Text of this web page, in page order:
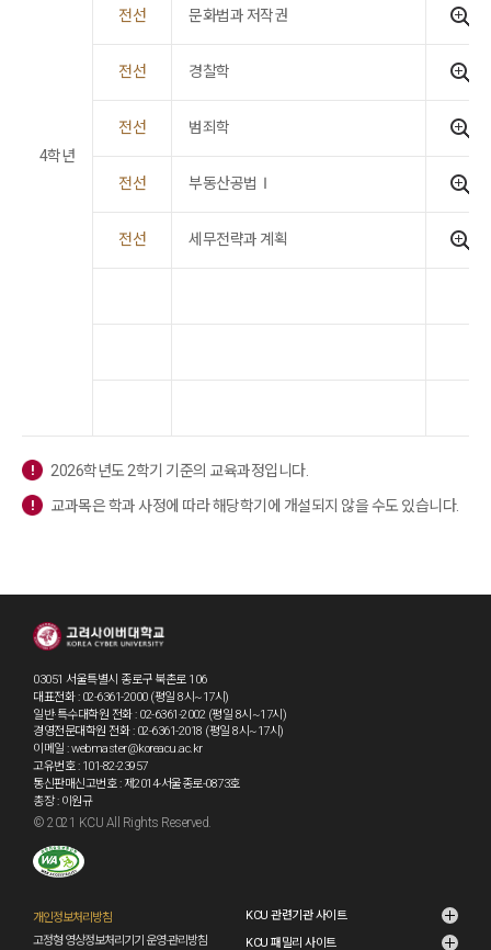
4학년
전선 문화법과 저작권
전선 경찰학
전선 범죄학
전선 부동산공법Ⅰ
전선 세무전략과 계획
2026학년도 2학기 기준의 교육과정입니다.
교과목은 학과 사정에 따라 해당학기에 개설되지 않을 수도 있습니다.
03051 서울특별시 종로구 북촌로 106
대표전화 : 02-6361-2000 (평일 8시~17시)
일반·특수대학원 전화 : 02-6361-2002 (평일 8시~17시)
경영전문대학원 전화 : 02-6361-2018 (평일 8시~17시)
이메일 : webmaster@koreacu.ac.kr
고유번호 : 101-82-23957
통신판매신고번호 : 제2014-서울종로-0873호
총장 : 이원규
© 2021 KCU All Rights Reserved.
개인정보처리방침
고정형 영상정보처리기기 운영·관리방침
KCU 관련기관 사이트
KCU 패밀리 사이트